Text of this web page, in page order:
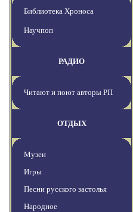
Библиотека Хроноса
Научпоп
РАДИО
Читают и поют авторы РП
ОТДЫХ
Музеи
Игры
Песни русского застолья
Народное